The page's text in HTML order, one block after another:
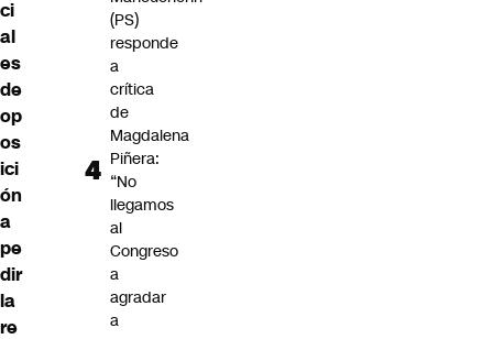
ci
al
es
de
op
os
ici
ón
a
pe
dir
la
re
(PS)
responde
a
crítica
de
Magdalena
Piñera:
“No
llegamos
al
Congreso
a
agradar
a